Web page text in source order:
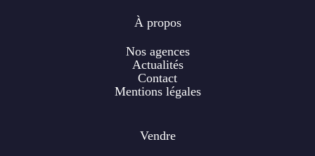
À propos
Nos agences
Actualités
Contact
Mentions légales
Vendre